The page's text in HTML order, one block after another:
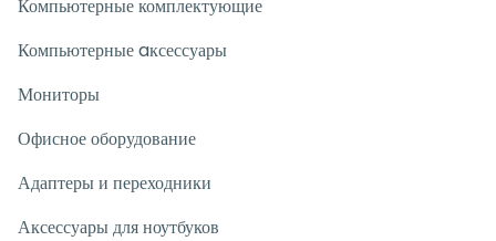
Компьютерные комплектующие
Компьютерные aксессуары
Мониторы
Офисное оборудование
Адаптеры и переходники
Аксессуары для ноутбуков